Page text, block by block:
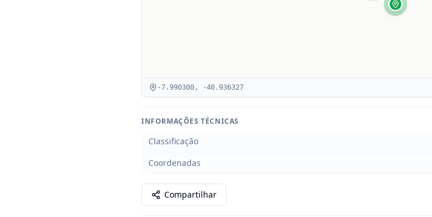
-7.990300, -40.936327
INFORMAÇÕES TÉCNICAS
Classificação
Coordenadas
Compartilhar